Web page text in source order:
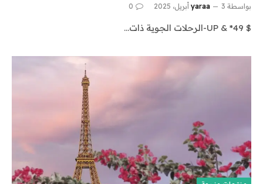
بواسطة yaraa 3 أبريل، 2025 0
$ 49* & UP-الرحلات الجوية ذات…